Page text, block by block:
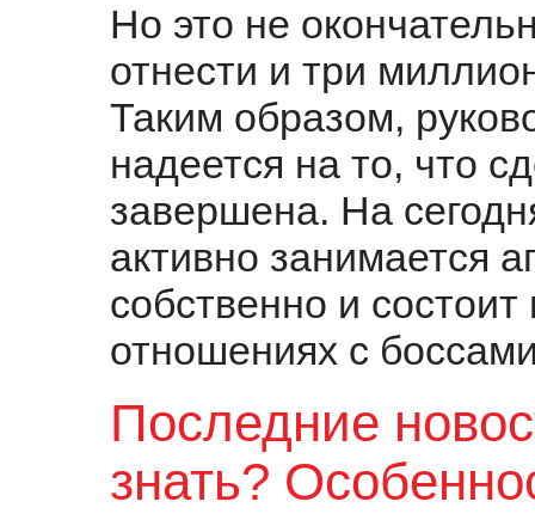
Но это не
отнести и три
Таким образом,
надеется на то, что
завершена. На
активно занимается
собственно и
отношениях с
Последние
знать?